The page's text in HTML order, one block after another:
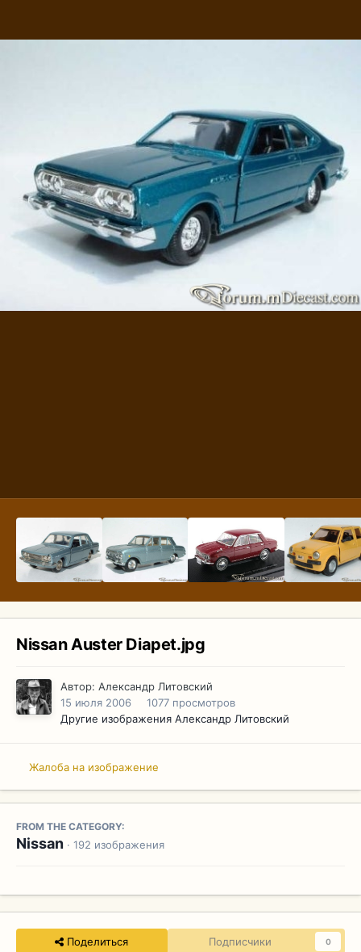
Nissan Auster Diapet.jpg
Автор: Александр Литовский
15 июля 2006
1077 просмотров
Другие изображения Александр Литовский
Жалоба на изображение
FROM THE CATEGORY:
Nissan · 192 изображения
Поделиться Подписчики 0